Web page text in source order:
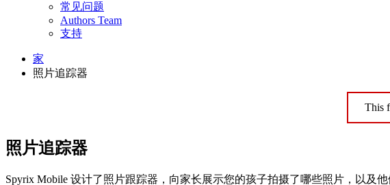
常见问题
Authors Team
支持
家
照片追踪器
This
照片追踪器
Spyrix Mobile 设计了照片跟踪器，向家长展示您的孩子拍摄了哪些照片，以及